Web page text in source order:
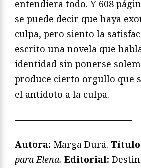
entendiera todo. Y 608
se puede decir que haya
culpa, pero siento la
escrito una novela que
identidad sin ponerse
produce cierto orgullo que
el antídoto a la culpa.
—————————————
Autora: Marga Durá.
para Elena. Editorial: